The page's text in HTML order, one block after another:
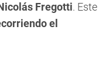
Fregotti. Este
el